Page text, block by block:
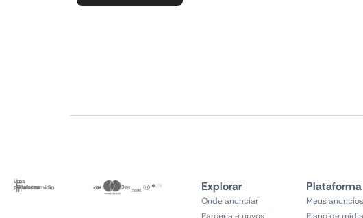
Uma
plataforma
Explorar
Onde anunciar
Plataforma
Meus anuncios